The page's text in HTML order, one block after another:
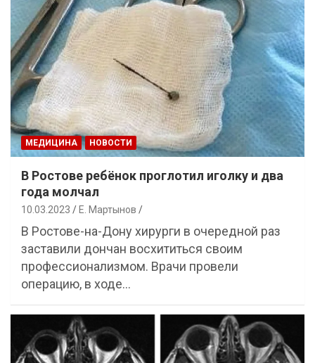
МЕДИЦИНА НОВОСТИ
В Ростове ребёнок проглотил иголку и два
года молчал
10.03.2023 Е. Мартынов
В Ростове-на-Дону хирурги в очередной раз
заставили дончан восхититься своим
профессионализмом. Врачи провели
операцию, в ходе…